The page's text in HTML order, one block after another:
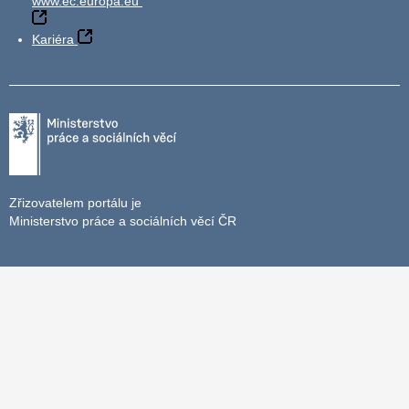
Kariéra
Zřizovatelem portálu je
Ministerstvo práce a sociálních věcí ČR